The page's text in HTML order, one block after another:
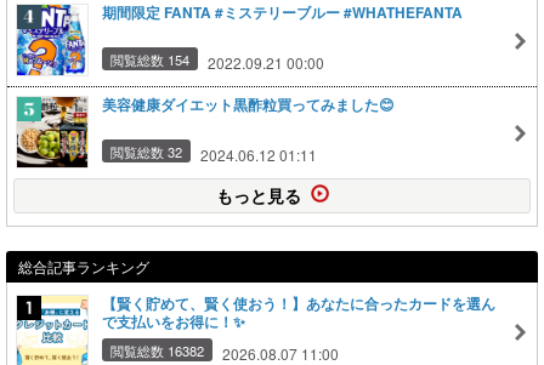
期間限定 FANTA #ミステリーブルー #WHATHEFANTA
閲覧総数 154 2022.09.21 00:00
美容健康ダイエット黒酢粒買ってみました😊
閲覧総数 32 2024.06.12 01:11
もっと見る
総合記事ランキング
【賢く貯めて、賢く使おう！】あなたに合ったカードを選ん
で支払いをお得に！✨
閲覧総数 16382 2026.08.07 11:00